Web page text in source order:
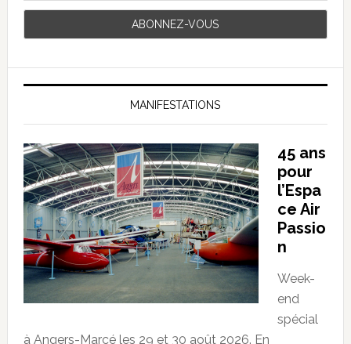
MANIFESTATIONS
45 ans
pour
l’Espa
ce Air
Passio
n
Week-
end
spécial
à Angers-Marcé les 29 et 30 août 2026. En